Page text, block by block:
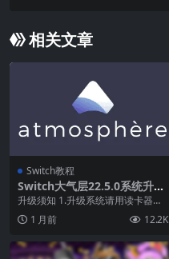
相关文章
Switch教程
Switch大气层22.5.0系统升级
软硬破通用教程
升级须知 1.升级系统请用读卡器操
作 2.不建议用数据线传输系统文件
3.请勿使...
1 月前 12.2K